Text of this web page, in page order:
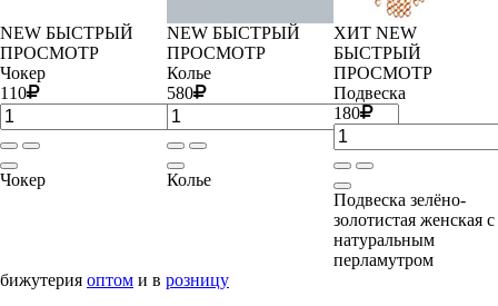
NEW БЫСТРЫЙ
ПРОСМОТР
Чокер
110
Чокер
NEW БЫСТРЫЙ
ПРОСМОТР
Колье
580
Колье
ХИТ NEW
БЫСТРЫЙ
ПРОСМОТР
Подвеска
180
Подвеска зелёно-
золотистая женская с
натуральным
перламутром
бижутерия оптом и в розницу